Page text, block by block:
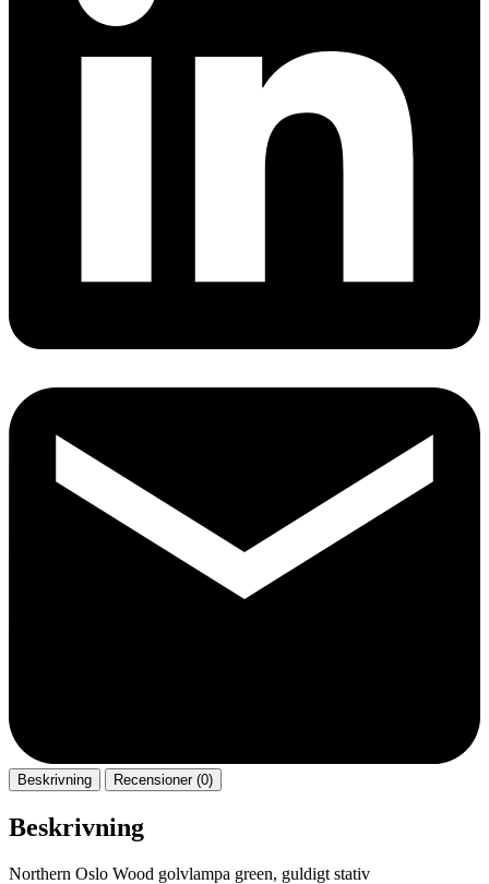
Beskrivning Recensioner (0)
Beskrivning
Northern Oslo Wood golvlampa green, guldigt stativ